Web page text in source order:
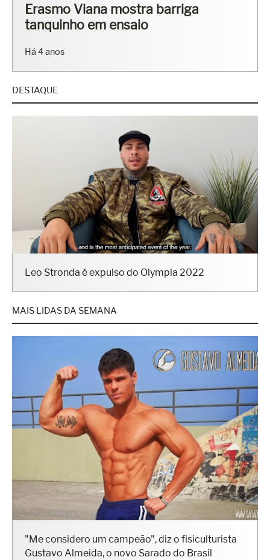
Erasmo Viana mostra barriga
tanquinho em ensaio
Há 4 anos
DESTAQUE
Leo Stronda é expulso do Olympia 2022
MAIS LIDAS DA SEMANA
"Me considero um campeão", diz o fisiculturista
Gustavo Almeida, o novo Sarado do Brasil